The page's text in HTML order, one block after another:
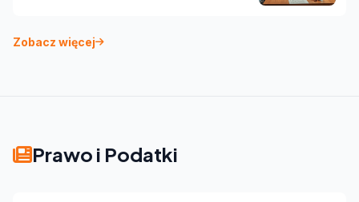
Zobacz więcej
Prawo i Podatki